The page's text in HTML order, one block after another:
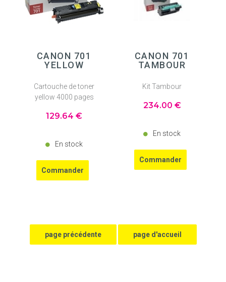
CANON 701
YELLOW
Cartouche de toner
yellow 4000 pages
129.64 €
En stock
CANON 701
TAMBOUR
Kit Tambour
234.00 €
En stock